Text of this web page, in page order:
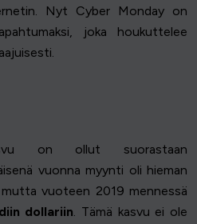
Nyt Cyber Monday on
joka houkuttelee
on ollut suorastaan
vuonna myynti oli hieman
vuoteen 2019 mennessä
dollariin. Tämä kasvu ei ole